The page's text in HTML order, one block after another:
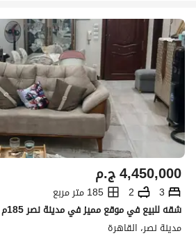
ج.م4,450,000
3
2
185 متر مربع
مدينة نصر، القاهرة